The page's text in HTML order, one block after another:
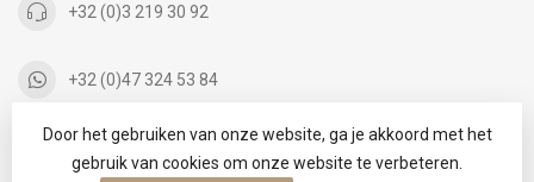
+32 (0)3 219 30 92
+32 (0)47 324 53 84
info@infinityfashion.be
Door het gebruiken van onze website, ga je akkoord met het
gebruik van cookies om onze website te verbeteren.